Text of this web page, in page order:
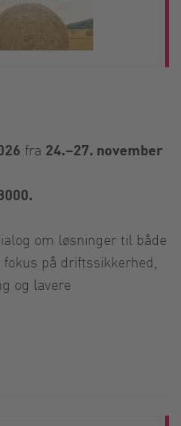
fra 24.–27. november
om løsninger til både
på driftssikkerhed,
og lavere